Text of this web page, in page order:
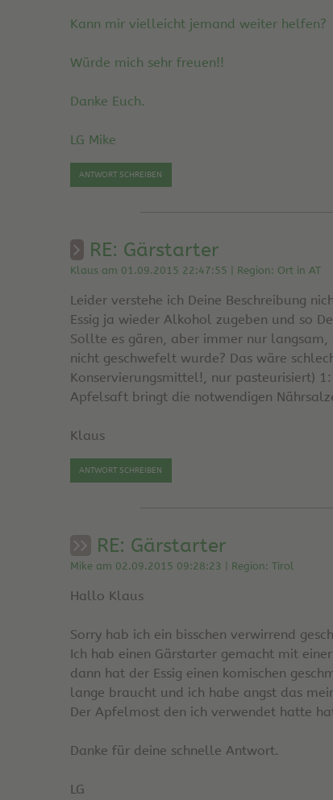
Kann mir vielleicht jemand weiter helfen?
Würde mich sehr freuen!!
Danke Euch.
LG Mike
ANTWORT SCHREIBEN
RE: Gärstarter
Klaus am 01.09.2015 22:47:55 | Region: Ort in AT
Leider verstehe ich Deine Beschreibung
Essig ja wieder Alkohol zugeben und so
Sollte es gären, aber immer nur
nicht geschwefelt wurde? Das wäre
Konservierungsmittel!, nur pasteurisiert)
Apfelsaft bringt die notwendigen
Klaus
ANTWORT SCHREIBEN
RE: Gärstarter
Mike am 02.09.2015 09:28:23 | Region: Tirol
Hallo Klaus
Sorry hab ich ein bisschen verwirrend
Ich hab einen Gärstarter gemacht mit
dann hat der Essig einen komischen
lange braucht und ich habe angst das
Der Apfelmost den ich verwendet hatte
Danke für deine schnelle Antwort.
LG